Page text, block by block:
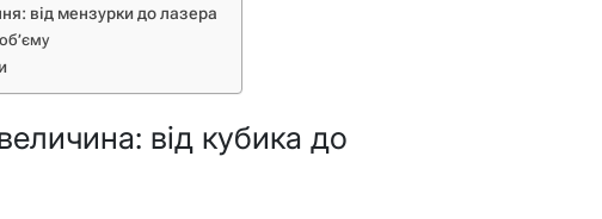
від мензурки до лазера
від кубика до